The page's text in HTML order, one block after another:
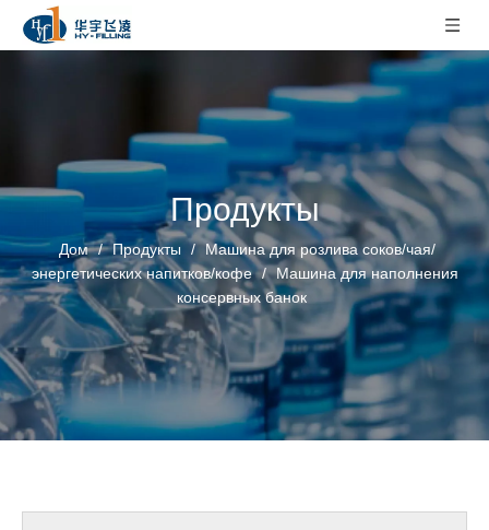
Продукты
Дом / Продукты / Машина для розлива соков/чая/
энергетических напитков/кофе / Машина для наполнения
консервных банок